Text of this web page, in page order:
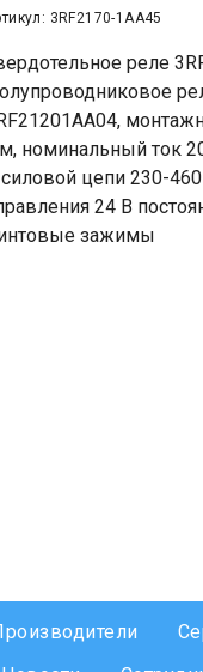
3RF2170-1AA45
реле
номинальный ток
цепи 230-
24 В
зажимы